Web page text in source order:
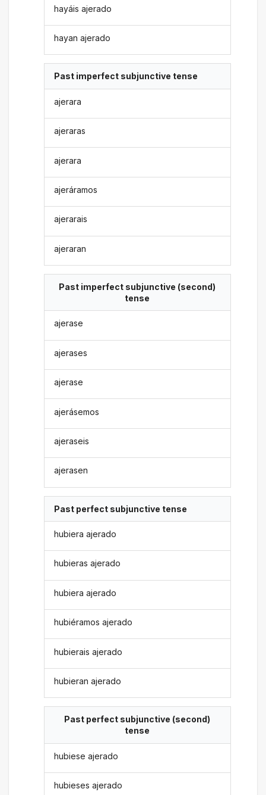
hayáis ajerado
hayan ajerado
Past imperfect subjunctive tense
ajerara
ajeraras
ajerara
ajeráramos
ajerarais
ajeraran
Past imperfect subjunctive (second)
tense
ajerase
ajerases
ajerase
ajerásemos
ajeraseis
ajerasen
Past perfect subjunctive tense
hubiera ajerado
hubieras ajerado
hubiera ajerado
hubiéramos ajerado
hubierais ajerado
hubieran ajerado
Past perfect subjunctive (second)
tense
hubiese ajerado
hubieses ajerado